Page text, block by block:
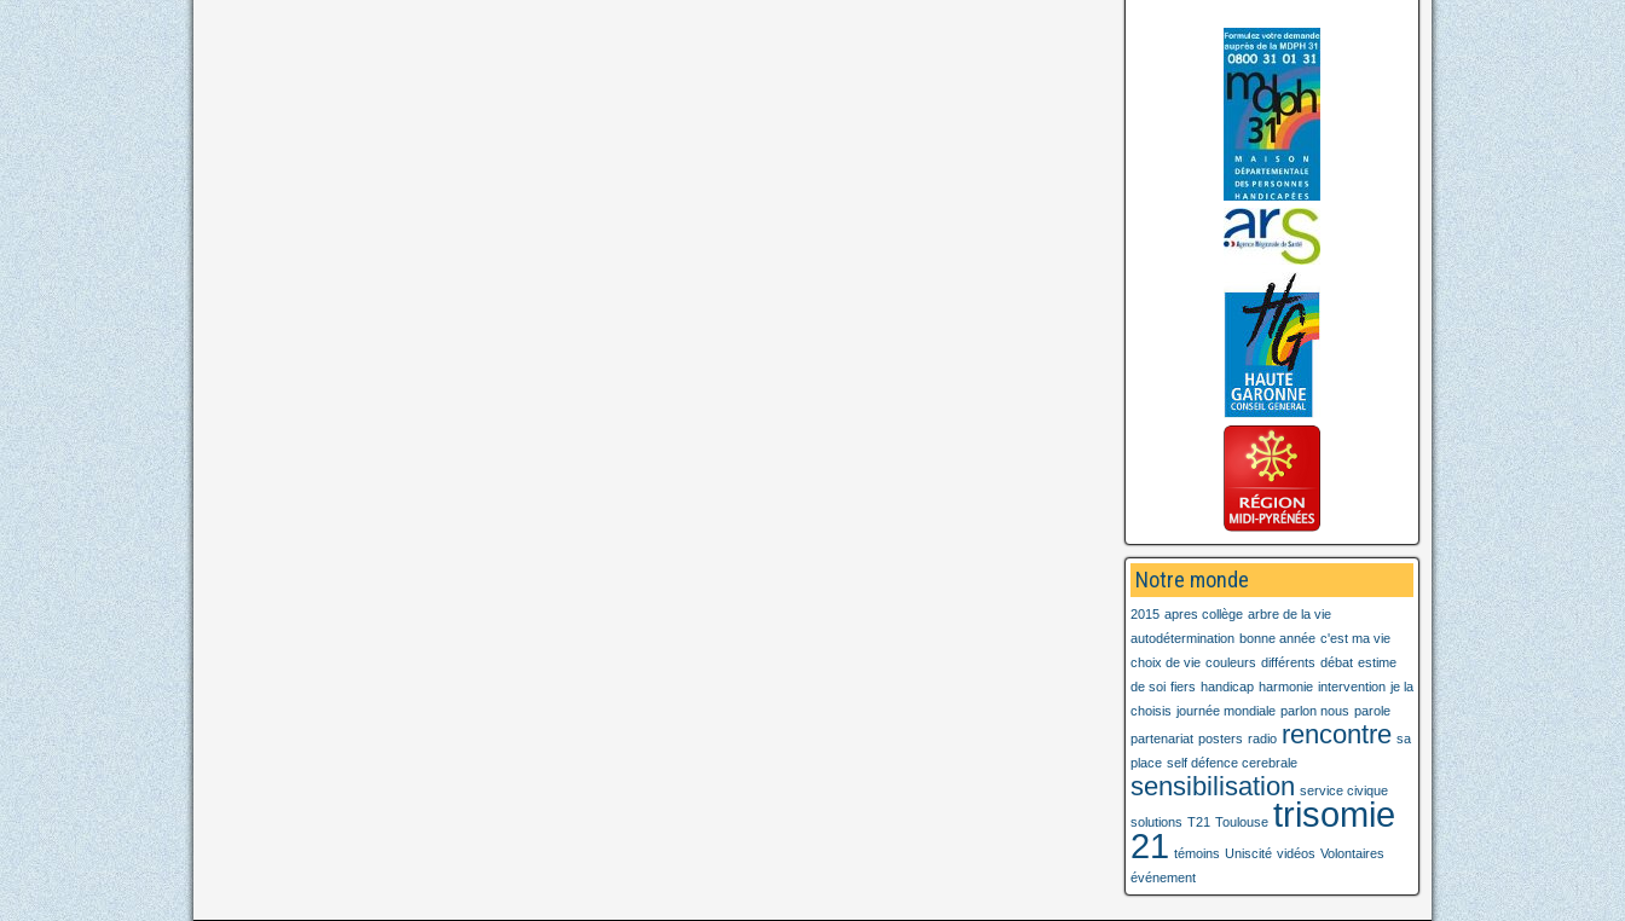
Notre monde
2015 apres collège arbre de la vie
autodétermination bonne année c'est ma vie
choix de vie couleurs différents débat estime
de soi fiers handicap harmonie intervention je la
choisis journée mondiale parlon nous parole
partenariat posters radio rencontre sa
place self défence cerebrale
sensibilisation service civique
solutions T21 Toulouse trisomie
21 témoins Uniscité vidéos Volontaires
événement